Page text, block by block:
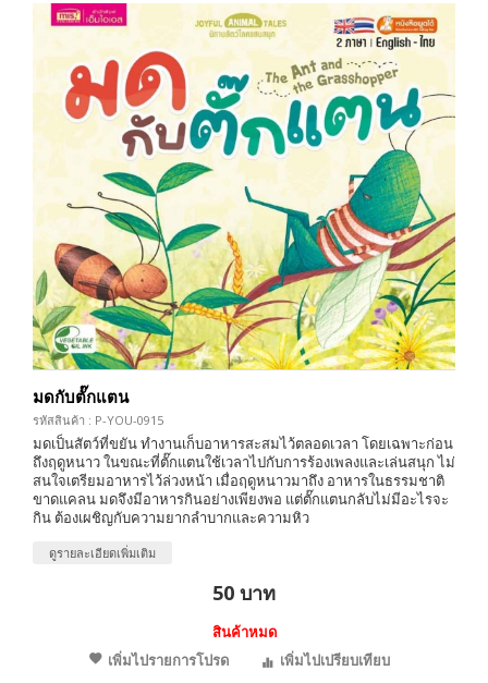
มดกับตั๊กแตน
รหัสสินค้า : P-YOU-0915
มดเป็นสัตว์ที่ขยัน ทำงานเก็บอาหารสะสมไว้ตลอดเวลา โดยเฉพาะก่อน
ถึงฤดูหนาว ในขณะที่ตั๊กแตนใช้เวลาไปกับการร้องเพลงและเล่นสนุก ไม่
สนใจเตรียมอาหารไว้ล่วงหน้า เมื่อฤดูหนาวมาถึง อาหารในธรรมชาติ
ขาดแคลน มดจึงมีอาหารกินอย่างเพียงพอ แต่ตั๊กแตนกลับไม่มีอะไรจะ
กิน ต้องเผชิญกับความยากลำบากและความหิว
ดูรายละเอียดเพิ่มเติม
50 บาท
สินค้าหมด
เพิ่มไปรายการโปรด
เพิ่มไปเปรียบเทียบ